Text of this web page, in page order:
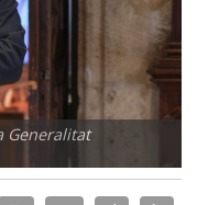
Generalitat